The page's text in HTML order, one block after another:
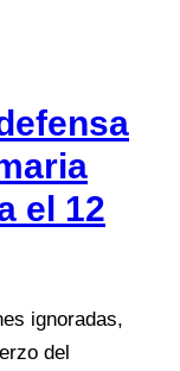
el 12
ignoradas,
del